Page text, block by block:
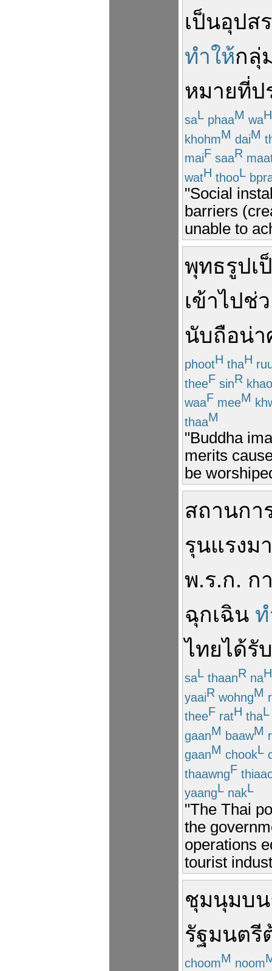
เป็นอุปส
ทำให้กลุ่
หมายที่ป
saL phaaM waH
khohmM daiM
maiF saaR
watH thooL
"Social
barriers
unable to
พุทธรูปเ
เข้าไปช่
นับถือน่า
phootH thaH
theeF sinR khao
waaF meeM
thaaM
"Buddha
merits
be
สถานก
รุนแรงม
พ.ร.ก. ก
ฉุกเฉิน
ไทยได้รับ
saL thaanR naH
yaaiR wohngM
theeF ratH thaL
gaanM baawM
gaanM chookL
thaawngF
yaangL nakL
"The Thai
the
operations
tourist
ชุมนุมบน
รัฐมนตรี
choomM noom